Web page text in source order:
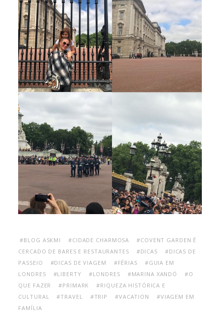
#BLOG ASKMI #CIDADE CHARMOSA
#COVENT GARDEN É
CERCADO DE BARES E RESTAURANTES
#DICAS
#DICAS DE
PASSEIO
#DICAS DE VIAGEM #FÉRIAS
#GUIA EM
LONDRES
#LIBERTY #LONDRES #MARINA XANDÓ
#O
QUE FAZER
#PRIMARK
#RIQUEZA HISTÓRICA E
CULTURAL
#TRAVEL #TRIP #VACATION
#VIAGEM EM
FAMÍLIA